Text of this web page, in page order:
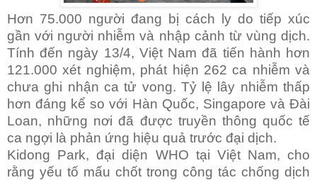
Hơn 75.000 người đang bị cách ly do tiếp xúc
gần với người nhiễm và nhập cảnh từ vùng dịch.
Tính đến ngày 13/4, Việt Nam đã tiến hành hơn
121.000 xét nghiệm, phát hiện 262 ca nhiễm và
chưa ghi nhận ca tử vong. Tỷ lệ lây nhiễm thấp
hơn đáng kể so với Hàn Quốc, Singapore và Đài
Loan, những nơi đã được truyền thông quốc tế
ca ngợi là phản ứng hiệu quả trước đại dịch.
Kidong Park, đại diện WHO tại Việt Nam, cho
rằng yếu tố mấu chốt trong công tác chống dịch